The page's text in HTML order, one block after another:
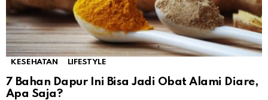
KESEHATAN LIFESTYLE
7 Bahan Dapur Ini Bisa Jadi Obat Alami Diare,
Apa Saja?